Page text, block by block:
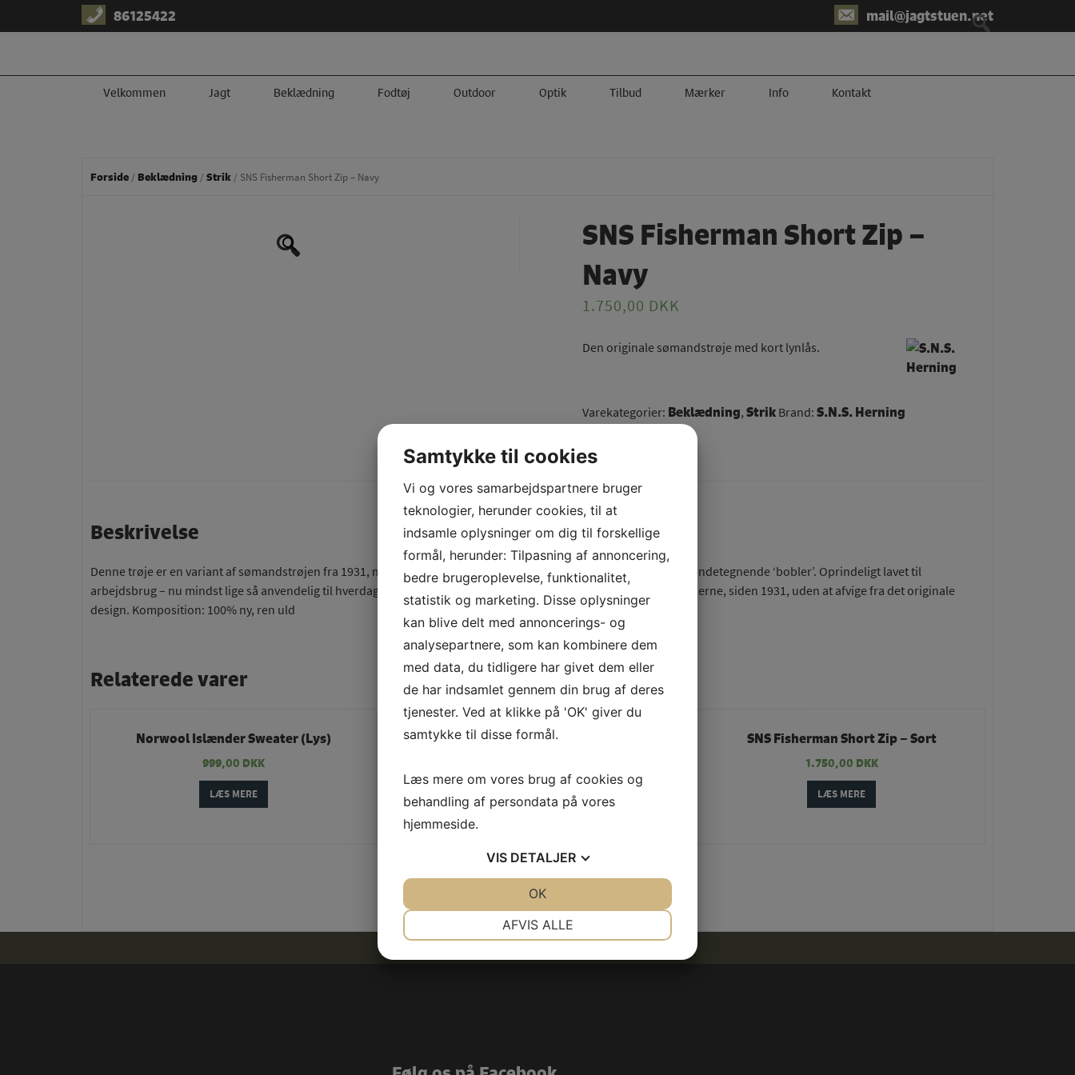
til
86125422 mail@jagtstuen.net
​Velkommen Jagt Beklædning Fodtøj Outdoor Optik Tilbud Mærker Info Kontakt
Forside / Beklædning / Strik / SNS Fisherman Short Zip – Navy
🔍
SNS Fisherman Short Zip –
Navy
1.750,00 DKK
Den originale sømandstrøje med kort lynlås.
Varekategorier: Beklædning,StrikBrand:​S.N.S. Herning
Beskrivelse
Beskrivelse
Denne trøje er en variant af sømandstrøjen fra 1931, med kort lynlås i kraven. Semi tekstureret struktur med de kendetegnende ‘bobler’. Oprindeligt lavet til
arbejdsbrug – nu mindst lige så anvendelig til hverdagen. S.N.S. Herning har produceret sømandstrøjen med boblerne, siden 1931, uden at afvige fra det originale
design. Komposition: 100% ny, ren uld
Relaterede varer
Norwool Islænder Sweater (Lys)
999,00 DKK
LÆS MERE
Norwool Islænder Sweater (Mørk)
LÆS MERE
SNS Fisherman Short Zip – Sort
1.750,00 DKK
LÆS MERE
Samtykke til cookies
Vi og vores samarbejdspartnere bruger
teknologier, herunder cookies, til at
indsamle oplysninger om dig til forskellige
formål, herunder: Tilpasning af annoncering,
bedre brugeroplevelse, funktionalitet,
statistik og marketing. Disse oplysninger
kan blive delt med annoncerings- og
analysepartnere, som kan kombinere dem
med data, du tidligere har givet dem eller
de har indsamlet gennem din brug af deres
tjenester. Ved at klikke på 'OK' giver du
samtykke til disse formål.
Læs mere om vores brug af cookies og
behandling af persondata på vores
hjemmeside.
VIS DETALJER
AFVIS ALLE
OK